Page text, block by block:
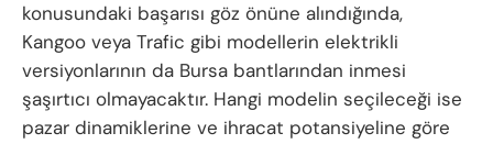
konusundaki başarısı göz önüne alındığında,
Kangoo veya Trafic gibi modellerin elektrikli
versiyonlarının da Bursa bantlarından inmesi
şaşırtıcı olmayacaktır. Hangi modelin seçileceği ise
pazar dinamiklerine ve ihracat potansiyeline göre